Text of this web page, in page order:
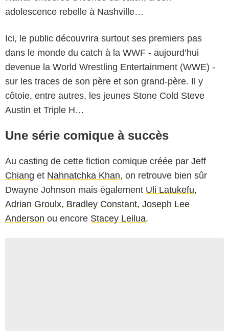
adolescence rebelle à Nashville…
Ici, le public découvrira surtout ses premiers pas
dans le monde du catch à la WWF - aujourd’hui
devenue la World Wrestling Entertainment (WWE) -
sur les traces de son père et son grand-père. Il y
côtoie, entre autres, les jeunes Stone Cold Steve
Austin et Triple H…
Une série comique à succès
Au casting de cette fiction comique créée par Jeff
Chiang et Nahnatchka Khan, on retrouve bien sûr
Dwayne Johnson mais également Uli Latukefu,
Adrian Groulx, Bradley Constant, Joseph Lee
Anderson ou encore Stacey Leilua.